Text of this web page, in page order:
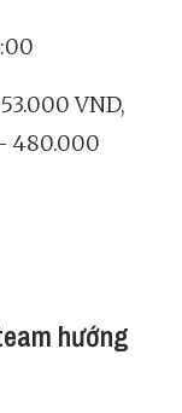
VND,
480.000
hướng